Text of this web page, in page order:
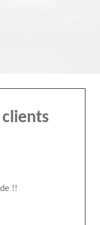
clients
!!